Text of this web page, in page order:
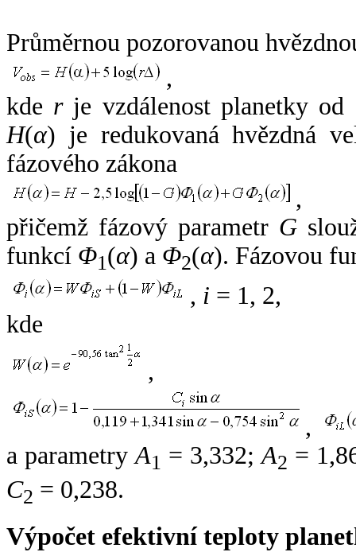
Průměrnou pozorovanou
,
kde rje vzdálenost planetky od
H(α) je redukovaná hvězdná
fázového zákona
,
přičemž fázový parametr G
funkcí Φ1(α) a Φ2(α). Fázovou
, i = 1, 2,
kde
,
,
a parametryA1 = 3,332;A2 =
C2 = 0,238.
Výpočet efektivní teploty